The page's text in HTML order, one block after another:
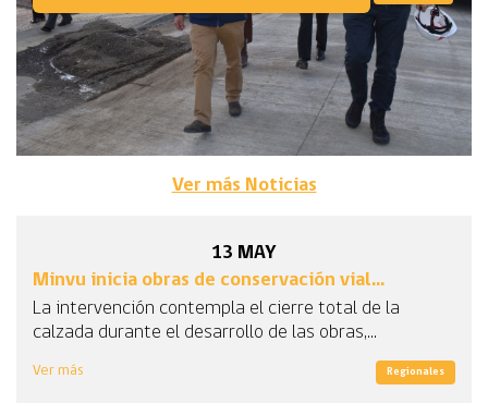
Ver más Noticias
13 MAY
Minvu inicia obras de conservación vial...
La intervención contempla el cierre total de la
calzada durante el desarrollo de las obras,...
Ver más Regionales